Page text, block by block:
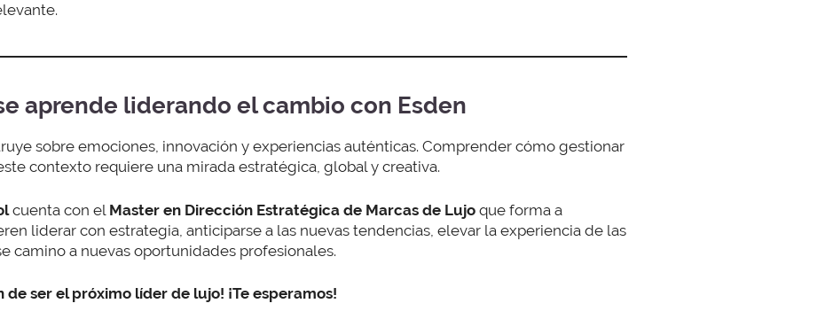
aprende liderando el cambio con Esden
sobre emociones, innovación y experiencias auténticas. Comprender cómo gestionar
contexto requiere una mirada estratégica, global y creativa.
cuenta con el Master en Dirección Estratégica de Marcas de Lujo que forma a
liderar con estrategia, anticiparse a las nuevas tendencias, elevar la experiencia de las
camino a nuevas oportunidades profesionales.
de ser el próximo líder de lujo! ¡Te esperamos!